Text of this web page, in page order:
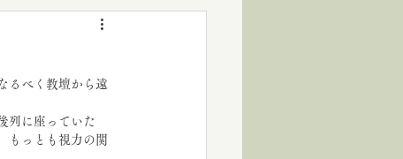
るべく教壇から遠
列に座っていた
もっとも視力の関